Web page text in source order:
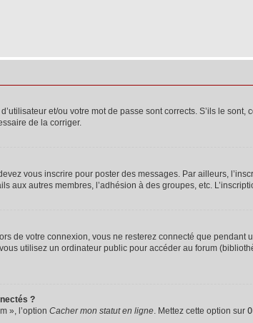
et/ou votre mot de passe sont corrects. S’ils le
de la corriger.
vous inscrire pour poster des messages. Par ailleurs,
aux autres membres, l’adhésion à des groupes, etc.
lors de votre connexion, vous ne resterez connecté que
utilisez un ordinateur public pour accéder au forum
?
», l’option Cacher mon statut en ligne. Mettez cette option sur